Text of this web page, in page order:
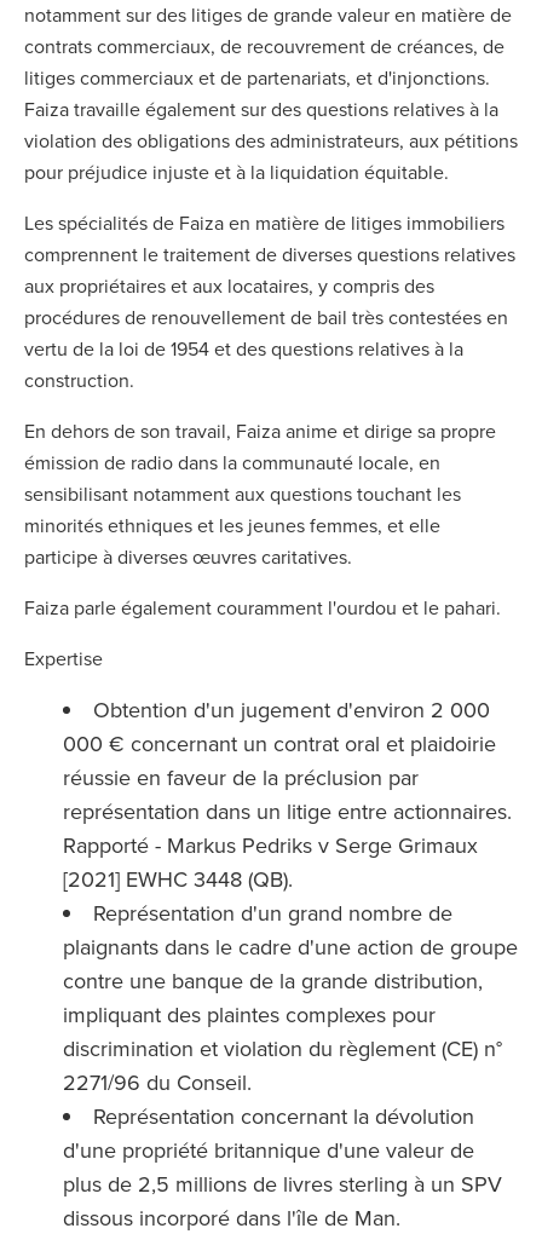
notamment sur des litiges de grande valeur en matière de
contrats commerciaux, de recouvrement de créances, de
litiges commerciaux et de partenariats, et d'injonctions.
Faiza travaille également sur des questions relatives à la
violation des obligations des administrateurs, aux pétitions
pour préjudice injuste et à la liquidation équitable.
Les spécialités de Faiza en matière de litiges immobiliers
comprennent le traitement de diverses questions relatives
aux propriétaires et aux locataires, y compris des
procédures de renouvellement de bail très contestées en
vertu de la loi de 1954 et des questions relatives à la
construction.
En dehors de son travail, Faiza anime et dirige sa propre
émission de radio dans la communauté locale, en
sensibilisant notamment aux questions touchant les
minorités ethniques et les jeunes femmes, et elle
participe à diverses œuvres caritatives.
Faiza parle également couramment l'ourdou et le pahari.
Expertise
Obtention d'un jugement d'environ 2 000
000 € concernant un contrat oral et plaidoirie
réussie en faveur de la préclusion par
représentation dans un litige entre actionnaires.
Rapporté - Markus Pedriks v Serge Grimaux
[2021] EWHC 3448 (QB).
Représentation d'un grand nombre de
plaignants dans le cadre d'une action de groupe
contre une banque de la grande distribution,
impliquant des plaintes complexes pour
discrimination et violation du règlement (CE) n°
2271/96 du Conseil.
Représentation concernant la dévolution
d'une propriété britannique d'une valeur de
plus de 2,5 millions de livres sterling à un SPV
dissous incorporé dans l'île de Man.